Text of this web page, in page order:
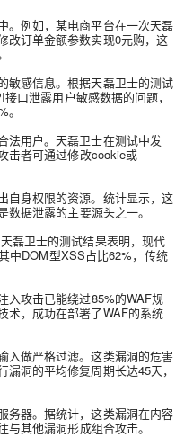
。例如，某电商平台在一次天磊
改订单金额参数实现0元购，这
敏感信息。根据天磊卫士的测试
口泄露用户敏感数据的问题，
。
法用户。天磊卫士在测试中发
击者可通过修改cookie或
自身权限的资源。统计显示，这
数据泄露的主要源头之一。
磊卫士的测试结果表明，现代
中DOM型XSS占比62%，传统
入攻击已能绕过85%的WAF规
术，成功在部署了WAF的系统
入做严格过滤。这类漏洞的危害
漏洞的平均修复周期长达45天，
务器。据统计，这类漏洞在内容
与其他漏洞形成组合攻击。